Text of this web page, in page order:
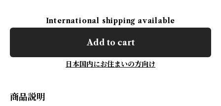
International shipping available
Add to cart
日本国内にお住まいの方向け
商品説明